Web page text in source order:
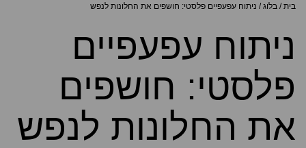
בית/ בלוג/ ניתוח עפעפיים פלסטי: חושפים את החלונות לנפש
ניתוח עפעפיים
פלסטי: חושפים
את החלונות לנפש